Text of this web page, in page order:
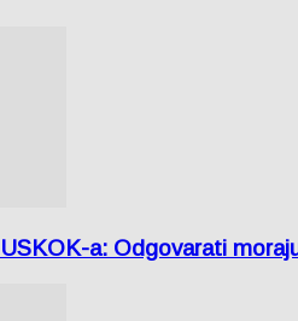
a: Odgovarati